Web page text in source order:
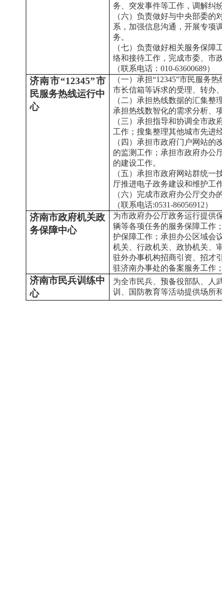
务、突发事件等工作，调解纠
（六）负责做好与中央部委
系，加强信息沟通，开展专项
务。
（七）负责做好相关服务保
络和接待工作，完成市委、市
（联系电话：010-63600689）
济南市“12345”市
民服务热线运行中
心
（一）承担“12345”市民服务
市长信箱等诉求的受理、转办
（二）承担热线数据的汇集
承担热线数智化的需求分析、
（三）承担指导和协调全市
工作；搜集整理其他城市先进
（四）承担市政府门户网站
的监测工作；承担市政府办公
的建设工作。
（五）承担市政府网站群统
厅推进电子政务建设和维护工
（六）完成市政府办公厅交办
（联系电话:0531-86056912）
济南市政府机关政
务保障中心
为市政府办公厅政务运行提供
辆等各项任务的服务保障工作
护保障工作；承担办公区域会
机关、行政机关、政协机关、
驻外办事机构招商引资、招才
驻济南办事处的备案服务工作
济南市民兵训练中
心
为全市民兵、预备役部队、人
训、国防教育等活动提供场所